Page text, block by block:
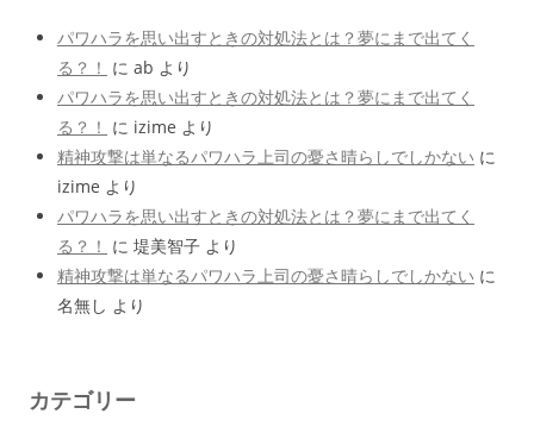
パワハラを思い出すときの対処法とは？夢にまで出てく
る？！ に ab より
パワハラを思い出すときの対処法とは？夢にまで出てく
る？！ に izime より
精神攻撃は単なるパワハラ上司の憂さ晴らしでしかない に
izime より
パワハラを思い出すときの対処法とは？夢にまで出てく
る？！ に 堤美智子 より
精神攻撃は単なるパワハラ上司の憂さ晴らしでしかない に
名無し より
カテゴリー